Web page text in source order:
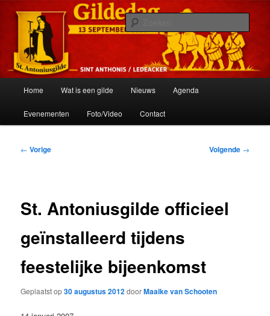
inhoudSt. Antoniusgilde
Het schuttersgilde van St. Anthonis
Home Wat is een gilde Nieuws Agenda
Evenementen Foto/Video Contact
Bericht
← Vorige Volgende →
St. Antoniusgilde officieel
geïnstalleerd tijdens
feestelijke bijeenkomst
Geplaatst op30 augustus 2012doorMaaike van Schooten